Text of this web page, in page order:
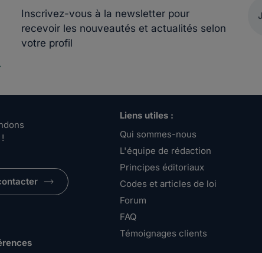
Inscrivez-vous à la newsletter pour
recevoir les nouveautés et actualités selon
votre profil
Liens utiles :
Qui sommes-nous
L'équipe de rédaction
Principes éditoriaux
Codes et articles de loi
Forum
FAQ
Témoignages clients